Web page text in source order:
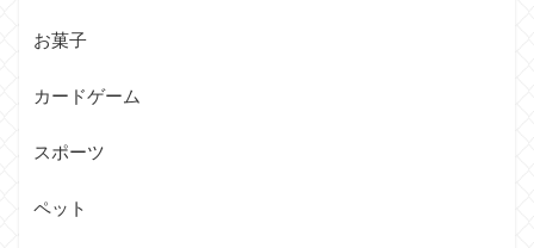
お菓子
カードゲーム
スポーツ
ペット